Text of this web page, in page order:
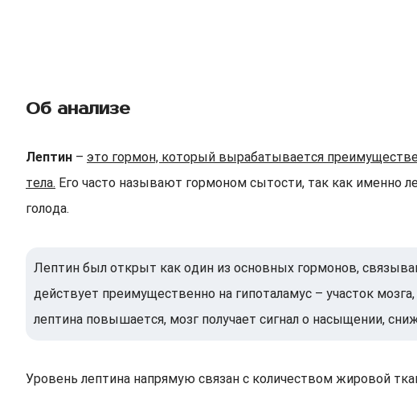
Об анализе
Лептин – это гормон, который вырабатывается
тела. Его часто называют гормоном сытости, так как именно
голода.
Лептин был открыт как один из основных гормонов,
действует преимущественно на гипоталамус – участок
лептина повышается, мозг получает сигнал о насыщении,
Уровень лептина напрямую связан с количеством жировой